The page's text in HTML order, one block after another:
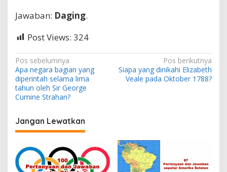
m
u
a
u
s
a
n
g
p
Jawaban: Daging.
Post Views: 324
N
a
v
g
a
s
i
Pos sebelumnya
Apa negara bagian yang
diperintah selama lima
tahun oleh Sir George
Cumine Strahan?
Pos berikutnya
Siapa yang dinikahi Elizabeth
Veale pada Oktober 1788?
Jangan Lewatkan